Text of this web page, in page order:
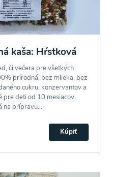
kaša: Hŕstková
či večera pre všetkých
prírodná, bez mlieka, bez
cukru, konzervantov a
pre deti od 10 mesiacov.
na prípravu...
Kúpiť